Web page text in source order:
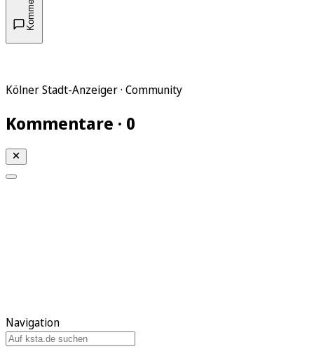
Kölner Stadt-Anzeiger · Community
Kommentare · 0
Navigation